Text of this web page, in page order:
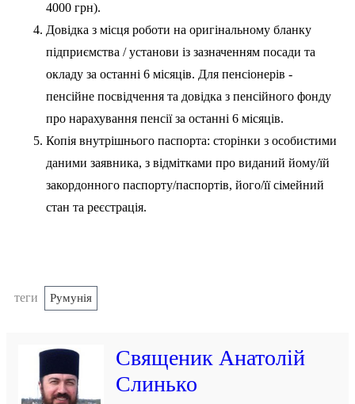
4000 грн).
Довідка з місця роботи на оригінальному бланку
підприємства / установи із зазначенням посади та
окладу за останні 6 місяців. Для пенсіонерів -
пенсійне посвідчення та довідка з пенсійного фонду
про нарахування пенсії за останні 6 місяців.
Копія внутрішнього паспорта: сторінки з особистими
даними заявника, з відмітками про виданий йому/їй
закордонного паспорту/паспортів, його/її сімейний
стан та реєстрація.
теги Румунія
Священик Анатолій
Слинько